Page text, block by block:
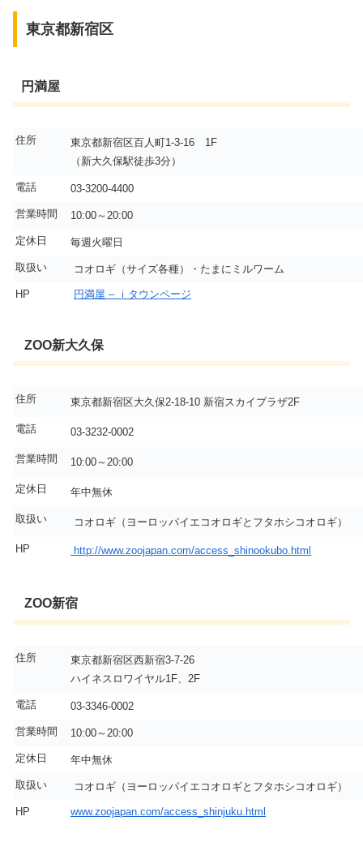
東京都新宿区
円満屋
住所
東京都新宿区百人町1-3-16 1F
（新大久保駅徒歩3分）
電話 03-3200-4400
営業時間 10:00～20:00
定休日 毎週火曜日
取扱い コオロギ（サイズ各種）・たまにミルワーム
HP 円満屋 – ｉタウンページ
ZOO新大久保
住所 東京都新宿区大久保2-18-10 新宿スカイプラザ2F
電話 03-3232-0002
営業時間 10:00～20:00
定休日 年中無休
取扱い コオロギ（ヨーロッパイエコオロギとフタホシコオロギ）
HP http://www.zoojapan.com/access_shinookubo.html
ZOO新宿
住所
東京都新宿区西新宿3-7-26
ハイネスロワイヤル1F、2F
電話 03-3346-0002
営業時間 10:00～20:00
定休日 年中無休
取扱い コオロギ（ヨーロッパイエコオロギとフタホシコオロギ）
HP www.zoojapan.com/access_shinjuku.html